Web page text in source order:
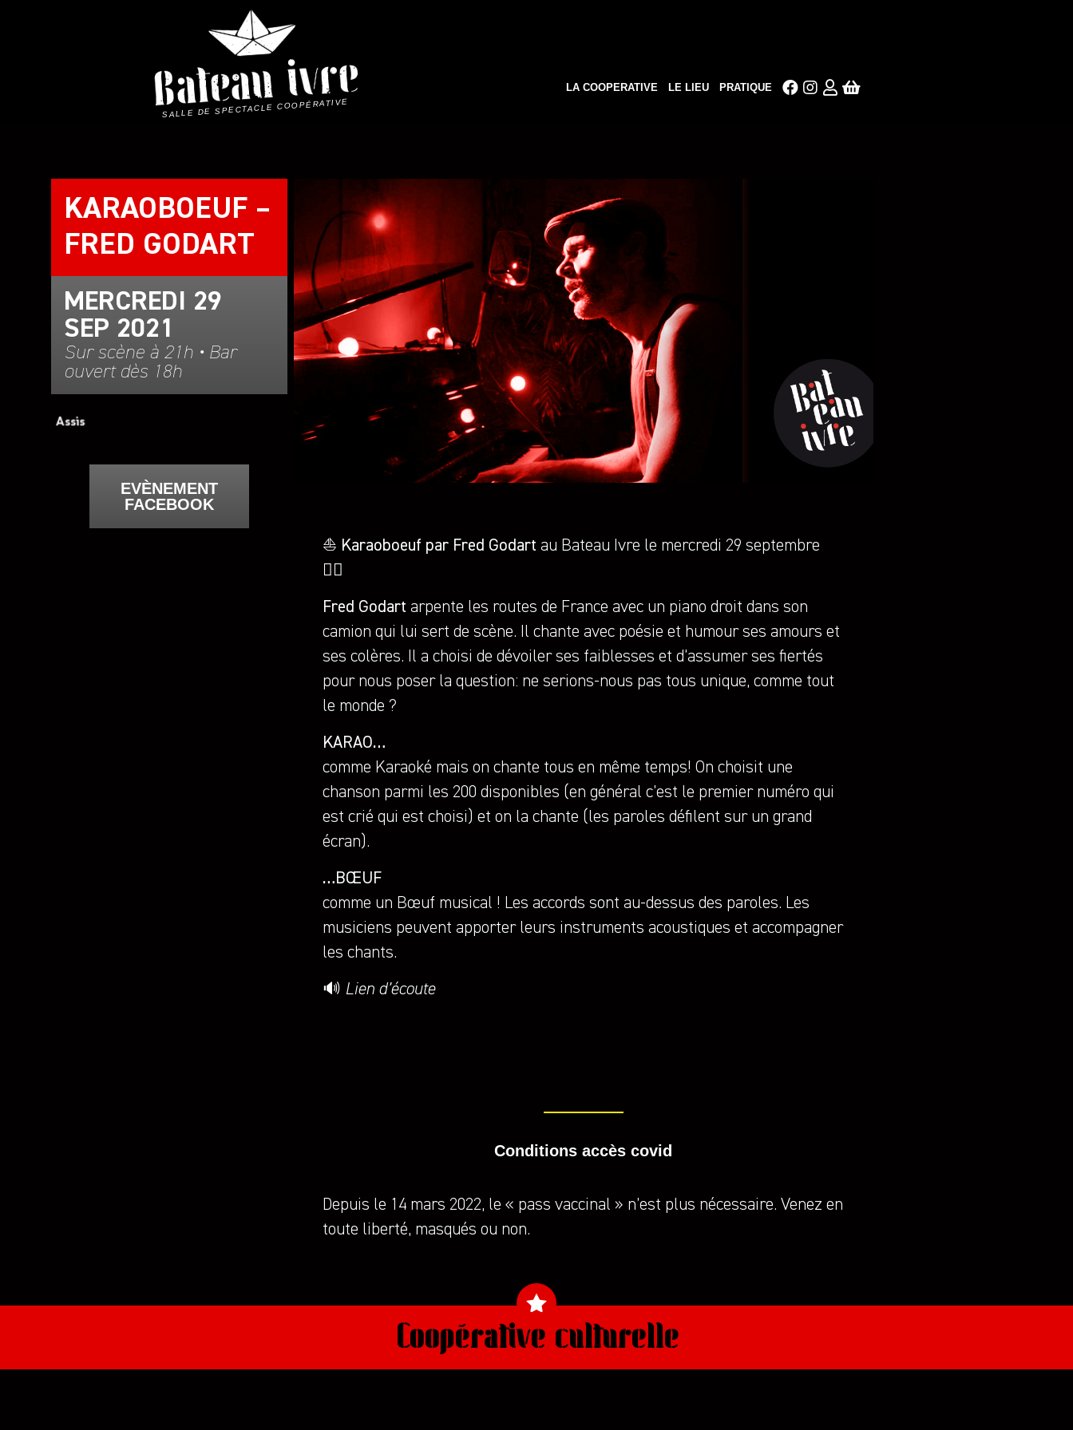
SALLE DE SPECTACLE COOPÉRATIVE
LA COOPERATIVE LE LIEU PRATIQUE
KARAOBOEUF –
FRED GODART
MERCREDI 29
SEP 2021
Sur scène à 21h • Bar
ouvert dès 18h
EVÈNEMENT
FACEBOOK
⛵️ Karaoboeuf par Fred Godartau Bateau Ivre le mercredi 29 septembre
🏴‍☠️
Fred Godart arpente les routes de France avec un piano droit dans son
camion qui lui sert de scène. Il chante avec poésie et humour ses amours et
ses colères. Il a choisi de dévoiler ses faiblesses et d’assumer ses fiertés
pour nous poser la question: ne serions-nous pas tous unique, comme tout
le monde ?
KARAO…
comme Karaoké mais on chante tous en même temps! ​On choisit une
chanson parmi les 200 disponibles (en général c’est le premier numéro qui
est crié qui est choisi) et on la chante (les paroles défilent sur un grand
écran).
…BŒUF
comme un Bœuf musical ! ​Les accords sont au-dessus des paroles. Les
musiciens peuvent apporter leurs instruments acoustiques et accompagner
les chants.
🔊 Lien d’écoute
Conditions accès covid
Depuis le 14 mars 2022, le « pass vaccinal » n’est plus nécessaire. Venez en
toute liberté, masqués ou non.
Coopérative culturelle